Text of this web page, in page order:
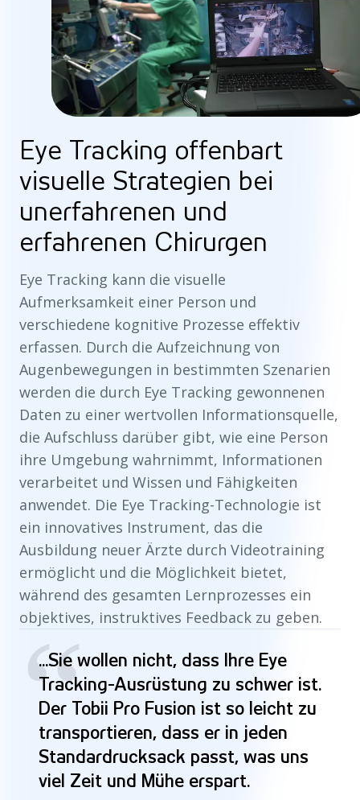
Eye Tracking offenbart
visuelle Strategien bei
unerfahrenen und
erfahrenen Chirurgen
Eye Tracking kann die visuelle
Aufmerksamkeit einer Person und
verschiedene kognitive Prozesse effektiv
erfassen. Durch die Aufzeichnung von
Augenbewegungen in bestimmten Szenarien
werden die durch Eye Tracking gewonnenen
Daten zu einer wertvollen Informationsquelle,
die Aufschluss darüber gibt, wie eine Person
ihre Umgebung wahrnimmt, Informationen
verarbeitet und Wissen und Fähigkeiten
anwendet. Die Eye Tracking-Technologie ist
ein innovatives Instrument, das die
Ausbildung neuer Ärzte durch Videotraining
ermöglicht und die Möglichkeit bietet,
während des gesamten Lernprozesses ein
objektives, instruktives Feedback zu geben.
“
...Sie wollen nicht, dass Ihre Eye
Tracking-Ausrüstung zu schwer ist.
Der Tobii Pro Fusion ist so leicht zu
transportieren, dass er in jeden
Standardrucksack passt, was uns
viel Zeit und Mühe erspart.